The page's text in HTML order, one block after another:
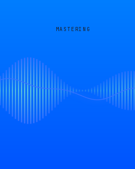
MASTERING